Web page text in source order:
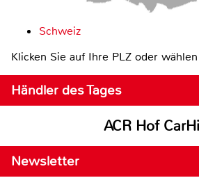
Schweiz
Klicken Sie auf Ihre PLZ oder
Händler des Tages
ACR Hof
Newsletter